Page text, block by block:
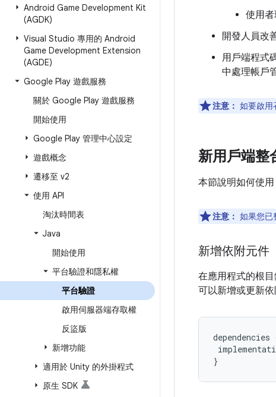
Android Game Development Kit
(AGDK)
Visual Studio 專用的 Android
Game Development Extension
(AGDE)
Google Play 遊戲服務
關於 Google Play 遊戲服務
開始使用
Google Play 管理中心設定
遊戲概念
遷移至 v2
使用 API
淘汰時間表
Java
開始使用
平台驗證和隱私權
平台驗證
啟用伺服器端存取權
反盜版
新增功能
適用於 Unity 的外掛程式
原生 SDK
使用者
開發人員改
用戶端程式
中處理帳戶
注意： 如要啟用
新用戶端整
本節說明如何使用
注意： 如果您已
新增依附元件
在應用程式的根
可以新增或更新依
dependencies
}